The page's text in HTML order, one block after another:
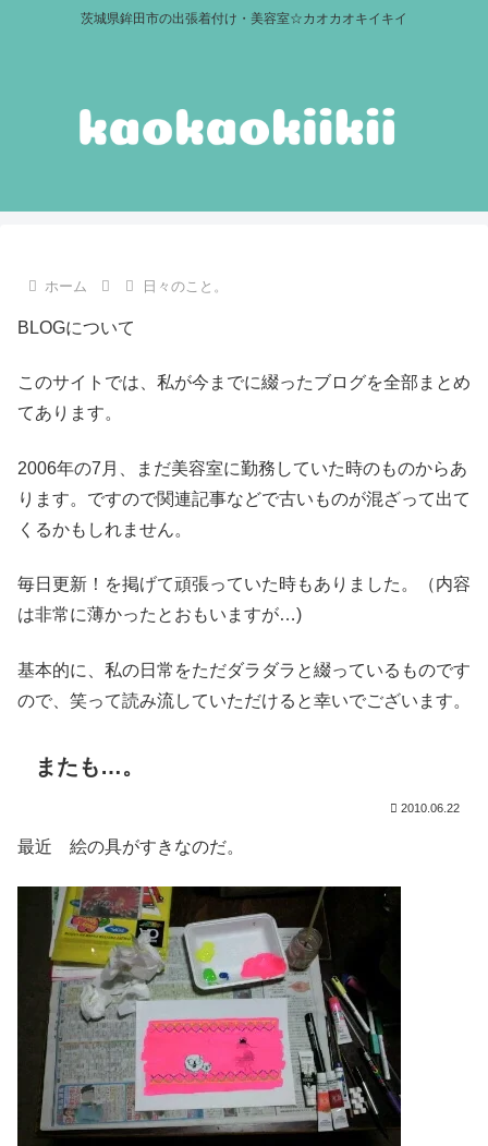
茨城県鉾田市の出張着付け・美容室☆カオカオキイキイ
ホーム 日々のこと。
BLOGについて
このサイトでは、私が今までに綴ったブログを全部まとめ
てあります。
2006年の7月、まだ美容室に勤務していた時のものからあ
ります。ですので関連記事などで古いものが混ざって出て
くるかもしれません。
毎日更新！を掲げて頑張っていた時もありました。（内容
は非常に薄かったとおもいますが…)
基本的に、私の日常をただダラダラと綴っているものです
ので、笑って読み流していただけると幸いでございます。
またも…。
2010.06.22
最近 絵の具がすきなのだ。